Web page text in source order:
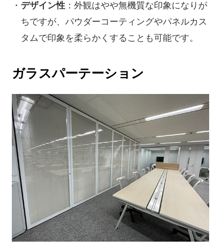
デザイン性：外観はやや無機質な印象になりが
ちですが、パウダーコーティングやパネルカス
タムで印象を柔らかくすることも可能です。
ガラスパーテーション